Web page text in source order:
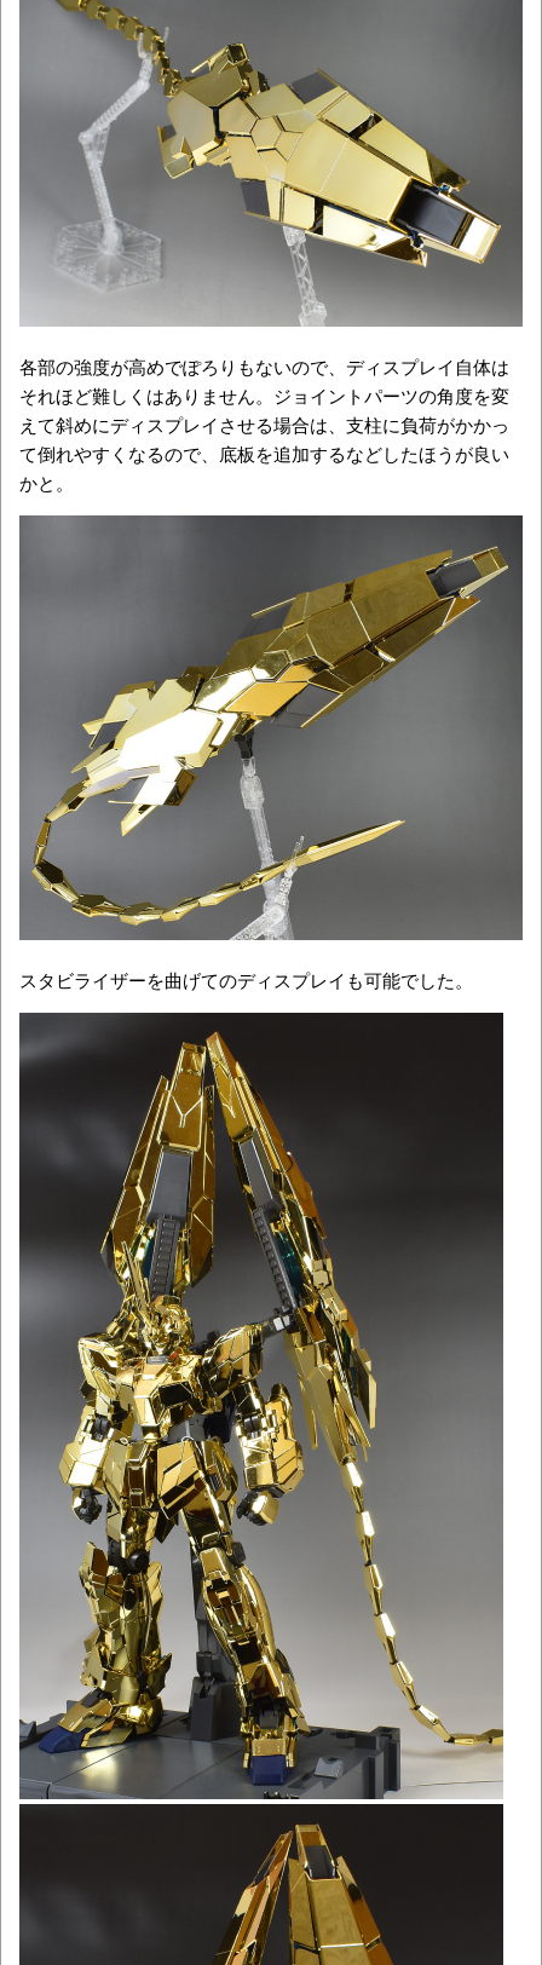
各部の強度が高めでぽろりもないので、ディスプレイ自体は
それほど難しくはありません。ジョイントパーツの角度を変
えて斜めにディスプレイさせる場合は、支柱に負荷がかかっ
て倒れやすくなるので、底板を追加するなどしたほうが良い
かと。
スタビライザーを曲げてのディスプレイも可能でした。